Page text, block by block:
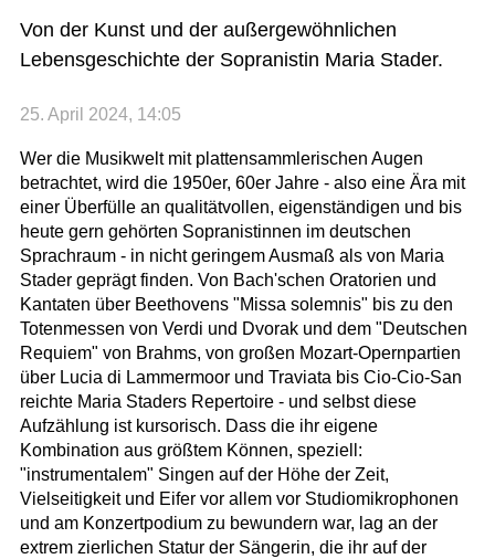
Von der Kunst und der außergewöhnlichen
Lebensgeschichte der Sopranistin Maria Stader.
25. April 2024, 14:05
Wer die Musikwelt mit plattensammlerischen Augen
betrachtet, wird die 1950er, 60er Jahre - also eine Ära mit
einer Überfülle an qualitätvollen, eigenständigen und bis
heute gern gehörten Sopranistinnen im deutschen
Sprachraum - in nicht geringem Ausmaß als von Maria
Stader geprägt finden. Von Bach'schen Oratorien und
Kantaten über Beethovens "Missa solemnis" bis zu den
Totenmessen von Verdi und Dvorak und dem "Deutschen
Requiem" von Brahms, von großen Mozart-Opernpartien
über Lucia di Lammermoor und Traviata bis Cio-Cio-San
reichte Maria Staders Repertoire - und selbst diese
Aufzählung ist kursorisch. Dass die ihr eigene
Kombination aus größtem Können, speziell:
"instrumentalem" Singen auf der Höhe der Zeit,
Vielseitigkeit und Eifer vor allem vor Studiomikrophonen
und am Konzertpodium zu bewundern war, lag an der
extrem zierlichen Statur der Sängerin, die ihr auf der